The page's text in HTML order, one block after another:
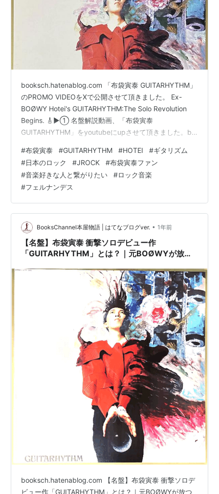
booksch.hatenablog.com 「布袋寅泰 GUITARHYTHM」
のPROMO VIDEOをXで公開させて頂きました。 Ex-
BOØWY Hotei's GUITARHYTHM:The Solo Revolution
Begins. 🎸▶️① 名盤解説動画、「布袋寅泰
GUITARHYTHM」をyoutubeにupさせて頂きました。by
Solo Revolution Begins.⏩YouTube URL👉
https://booksch.com/go/g━━━━━━━━━━━━━━━…
#布袋寅泰 #GUITARHYTHM #HOTEI #ギタリズム
#日本のロック #JROCK #布袋寅泰ファン
#音楽好きな人と繋がりたい #ロック音楽
#フェルナンデス
BooksChannel本屋物語 | はてなブログver. • 1年前
【名盤】布袋寅泰 衝撃ソロデビュー作
「GUITARHYTHM」とは？｜元BOØWYが放つ
booksch.hatenablog.com 【名盤】布袋寅泰 衝撃ソロデ
ビュー作「GUITARHYTHM」とは？｜元BOØWYが放つ